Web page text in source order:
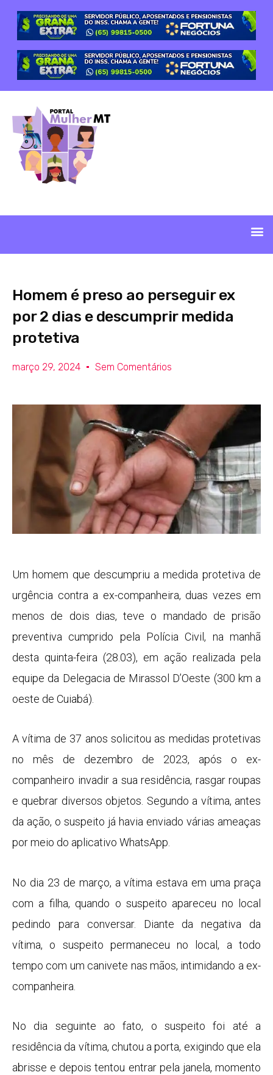
Homem é preso ao perseguir ex
por 2 dias e descumprir medida
protetiva
março 29, 2024 Sem Comentários
Um homem que descumpriu a medida protetiva de
urgência contra a ex-companheira, duas vezes em
menos de dois dias, teve o mandado de prisão
preventiva cumprido pela Polícia Civil, na manhã
desta quinta-feira (28.03), em ação realizada pela
equipe da Delegacia de Mirassol D’Oeste (300 km a
oeste de Cuiabá).
A vítima de 37 anos solicitou as medidas protetivas
no mês de dezembro de 2023, após o ex-
companheiro invadir a sua residência, rasgar roupas
e quebrar diversos objetos. Segundo a vítima, antes
da ação, o suspeito já havia enviado várias ameaças
por meio do aplicativo WhatsApp.
No dia 23 de março, a vítima estava em uma praça
com a filha, quando o suspeito apareceu no local
pedindo para conversar. Diante da negativa da
vítima, o suspeito permaneceu no local, a todo
tempo com um canivete nas mãos, intimidando a ex-
companheira.
No dia seguinte ao fato, o suspeito foi até a
residência da vítima, chutou a porta, exigindo que ela
abrisse e depois tentou entrar pela janela, momento